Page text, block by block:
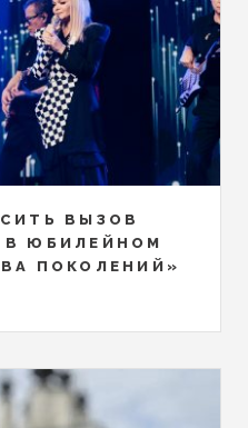
ВЫЗОВ
ЮБИЛЕЙНОМ
ПОКОЛЕНИЙ»